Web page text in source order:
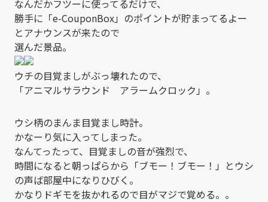
なんだかフツーに使ってるだけで、
勝手に「e-CouponBox」のポイントが貯まってるよー
とアナウンスが来たので
選んだ景品。
ウチの目覚ましがぶっ壊れたので、
「アニマルサラウンド アラームクロック」。
ウシ柄のまんま目覚まし時計。
かなーり気に入ってしまった。
なんてったって、目覚ましの音が強烈で、
時間になると朝っぱらから「ブモー！ブモー！」とウシ
の声ば部屋中になりひびく。
かなりドギモを抜かれるので目がマジで覚める。。